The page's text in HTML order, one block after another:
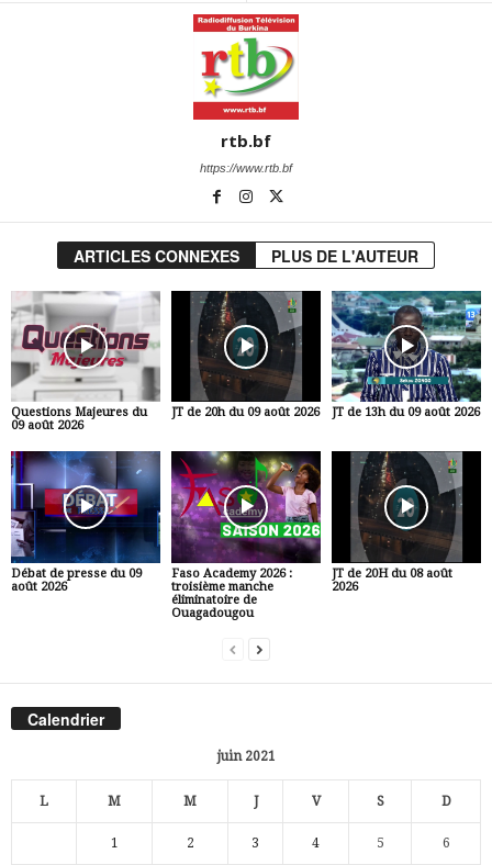
rtb.bf
https://www.rtb.bf
ARTICLES CONNEXES PLUS DE L'AUTEUR
Questions Majeures du
09 août 2026
JT de 20h du 09 août 2026 JT de 13h du 09 août 2026
Débat de presse du 09
août 2026
Faso Academy 2026 :
troisième manche
éliminatoire de
Ouagadougou
JT de 20H du 08 août
2026
Calendrier
juin 2021
L M M J V S D
1 2 3 4 5 6